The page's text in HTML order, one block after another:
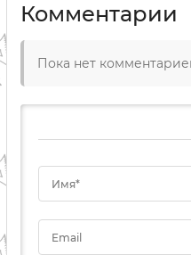
Комментарии
Пока нет
Имя*
Email